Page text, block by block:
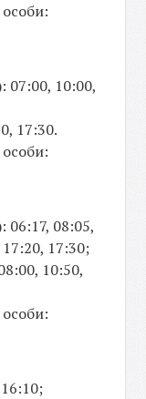
07:00, 10:00,
17:30.
06:17, 08:05,
17:30;
10:50,